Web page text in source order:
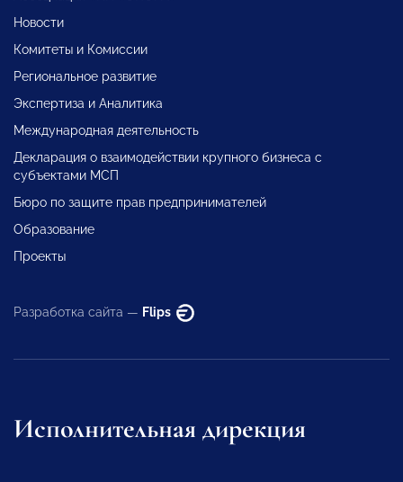
Новости
Комитеты и Комиссии
Региональное развитие
Экспертиза и Аналитика
Международная деятельность
Декларация о взаимодействии крупного бизнеса с
субъектами МСП
Бюро по защите прав предпринимателей
Образование
Проекты
Разработка сайта — Flips
Исполнительная дирекция